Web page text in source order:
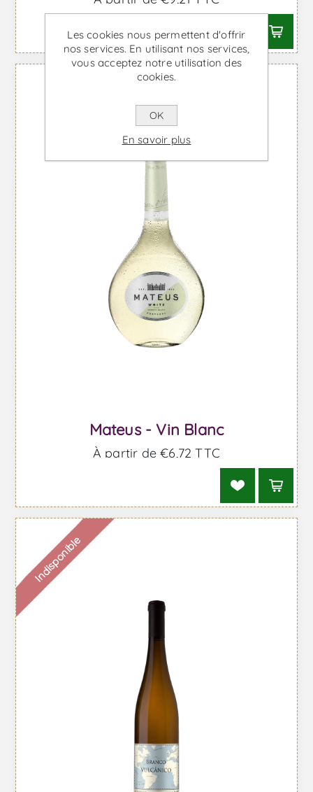
Mateus - Vin Blanc
À partir de €6,72 TTC
Indisponible
Les cookies nous permettent d'offrir
nos services. En utilisant nos services,
vous acceptez notre utilisation des
cookies.
OK
En savoir plus